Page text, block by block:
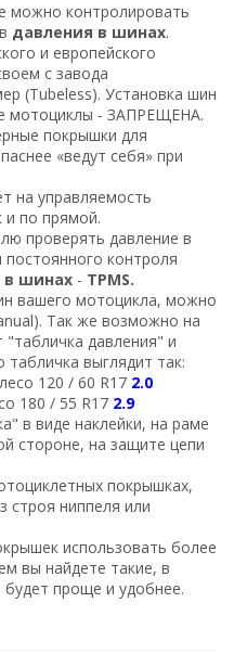
можно контролировать
давления в шинах.
и европейского
с завода
(Tubeless). Установка шин
мотоциклы - ЗАПРЕЩЕНА.
покрышки для
«ведут себя» при
на управляемость
и по прямой.
проверять давление в
контроля
в шинах - TPMS.
вашего мотоцикла, можно
Так же возможно на
давления" и
выглядит так:
120 / 60 R17 2.0
180 / 55 R17 2.9
в виде наклейки, на раме
стороне, на защите цепи
покрышках,
строя ниппеля или
использовать более
вы найдете такие, в
проще и удобнее.